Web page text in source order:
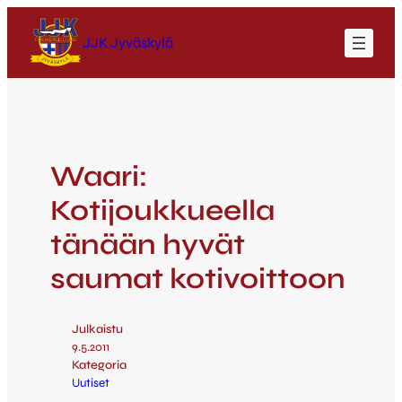
JJK Jyväskylä
Waari:
Kotijoukkueella
tänään hyvät
saumat kotivoittoon
Julkaistu
9.5.2011
Kategoria
Uutiset